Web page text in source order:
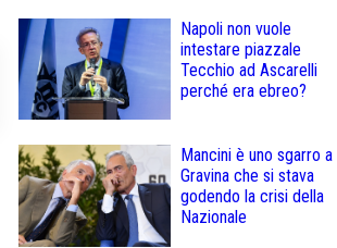
Napoli non vuole
intestare piazzale
Tecchio ad Ascarelli
perché era ebreo?
Mancini è uno sgarro a
Gravina che si stava
godendo la crisi della
Nazionale